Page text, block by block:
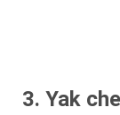
3. Yak